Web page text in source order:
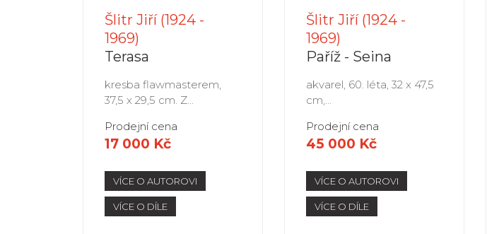
Šlitr Jiří (1924 -
1969)
Terasa
kresba flawmasterem,
37,5 x 29,5 cm. Z...
Prodejní cena
17 000 Kč
VÍCE O AUTOROVI
VÍCE O DÍLE
Šlitr Jiří (1924 -
1969)
Paříž - Seina
akvarel, 60. léta, 32 x 47,5
cm,...
Prodejní cena
45 000 Kč
VÍCE O AUTOROVI
VÍCE O DÍLE